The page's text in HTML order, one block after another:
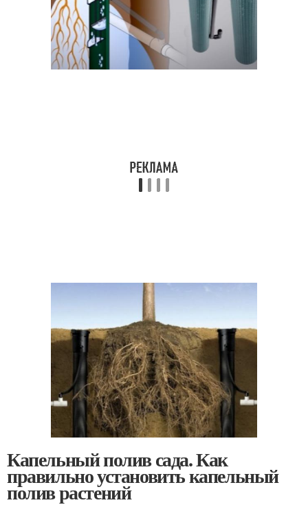
Капельный полив сада. Как
правильно установить капельный
полив растений